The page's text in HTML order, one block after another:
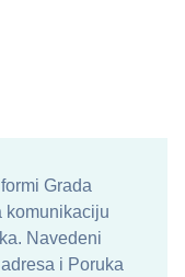
Grada
komunikaciju
Navedeni
i Poruka